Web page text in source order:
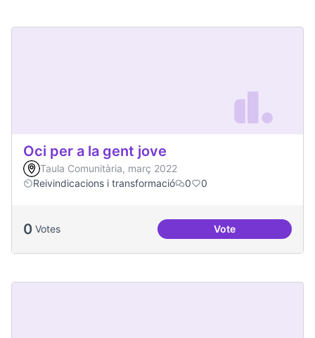
Oci per a la gent jove
Taula Comunitària, març 2022
Reivindicacions i transformació
0 0
0 Votes VoteOci per a la gent